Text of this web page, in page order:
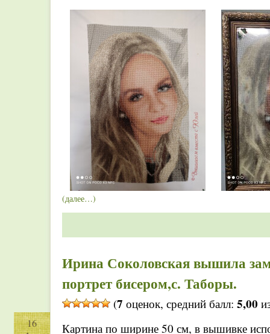
(далее…)
Ирина Соколовская вышила
портрет бисером,с. Таборы.
(7 оценок, средний балл: 5,00
16
Картина по ширине 50 см, в вышивке